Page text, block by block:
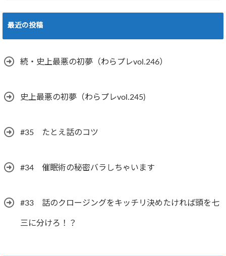
最近の投稿
続・史上最悪の初夢（わらプレvol.246）
史上最悪の初夢（わらプレvol.245)
#35 たとえ話のコツ
#34 催眠術の秘密バラしちゃいます
#33 話のクロージングをキッチリ決めたければ頭を七
三に分けろ！？